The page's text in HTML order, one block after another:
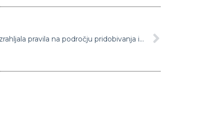
Evopska komisija podaljšala in razrahljala pravila na področju pridobivanja in zagotavljanja državnih pomoči v EU